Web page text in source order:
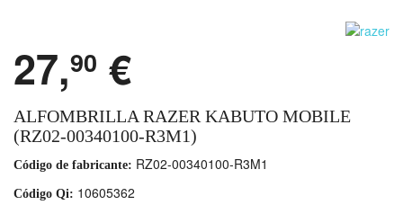
27,90 €
ALFOMBRILLA RAZER KABUTO MOBILE
(RZ02-00340100-R3M1)
Código de fabricante: RZ02-00340100-R3M1
Código Qi: 10605362